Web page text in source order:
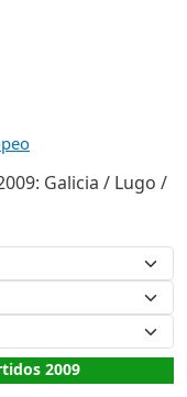
Galicia / Lugo /
2009